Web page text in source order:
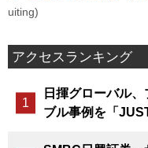
uiting)
アクセスランキング
日揮グローバル
ブル事例を「